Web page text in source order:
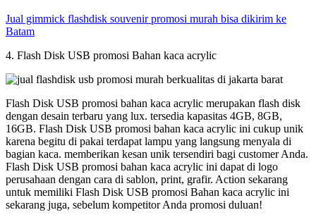
Jual gimmick flashdisk souvenir promosi murah bisa dikirim ke
Batam
4. Flash Disk USB promosi Bahan kaca acrylic
Flash Disk USB promosi bahan kaca acrylic merupakan flash disk
dengan desain terbaru yang lux. tersedia kapasitas 4GB, 8GB,
16GB. Flash Disk USB promosi bahan kaca acrylic ini cukup unik
karena begitu di pakai terdapat lampu yang langsung menyala di
bagian kaca. memberikan kesan unik tersendiri bagi customer Anda.
Flash Disk USB promosi bahan kaca acrylic ini dapat di logo
perusahaan dengan cara di sablon, print, grafir. Action sekarang
untuk memiliki Flash Disk USB promosi Bahan kaca acrylic ini
sekarang juga, sebelum kompetitor Anda promosi duluan!